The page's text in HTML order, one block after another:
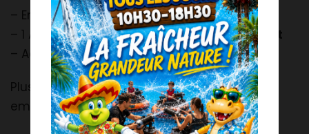
– Enfant :13.00 €
– 1 Accompagnateur pour 4 enfants :Gratuit
– Accompagnateur supplémentaire :21.00 €
Plus d’information au05 62 79 37 01ou par
email :groupes@animaparc.com